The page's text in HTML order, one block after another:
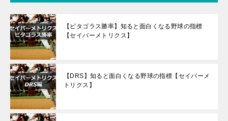
【ピタゴラス勝率】知ると面白くなる野球の指標
【セイバーメトリクス】
【DRS】知ると面白くなる野球の指標【セイバーメ
トリクス】